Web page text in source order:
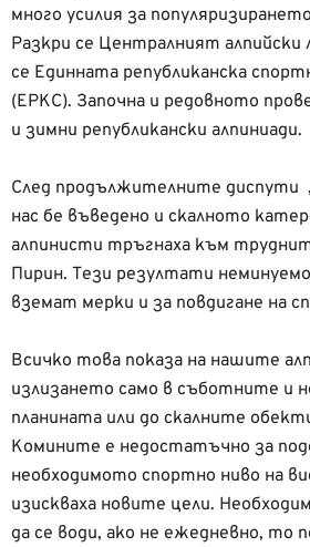
много усилия за
Разкри се Централният алпийски
се Единната републиканска
(ЕРКС). Започна и редовното
и зимни републикански алпиниади.
След продължителните диспути
нас бе въведено и скалното
алпинисти тръгнаха към
Пирин. Тези резултати
вземат мерки и за повдигане на
Всичко това показа на нашите
излизането само в съботните и
планината или до скалните
Комините е недостатъчно за
необходимото спортно ниво на
изискваха новите цели.
да се води, ако не ежедневно, то